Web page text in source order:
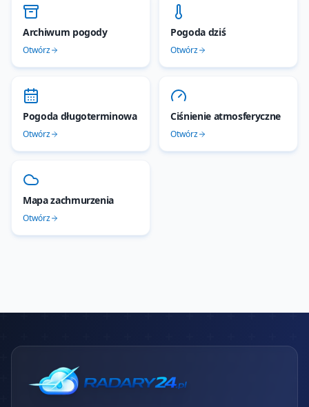
Archiwum pogody
Otwórz
Pogoda dziś
Otwórz
Pogoda długoterminowa
Otwórz
Ciśnienie atmosferyczne
Otwórz
Mapa zachmurzenia
Otwórz